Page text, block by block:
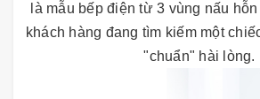
là mẫu bếp điện từ 3 vùng nấu
khách hàng đang tìm kiếm một
"chuẩn" hài lòng.